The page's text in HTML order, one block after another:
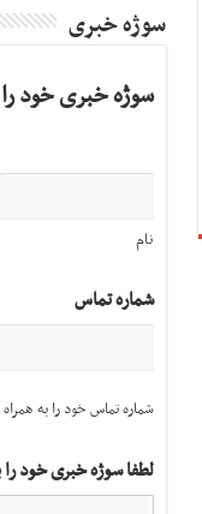
سوژه خبری
سوژه خبری خود
نام
شماره تماس
شماره تماس خود را به
لطفا سوژه خبری خود را